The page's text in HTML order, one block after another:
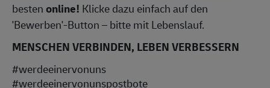
bestenonline! Klicke dazu einfach auf den
'Bewerben'-Button – bitte mit Lebenslauf.
MENSCHEN VERBINDEN, LEBEN VERBESSERN
#werdeeinervonuns
#werdeeinervonunspostbote